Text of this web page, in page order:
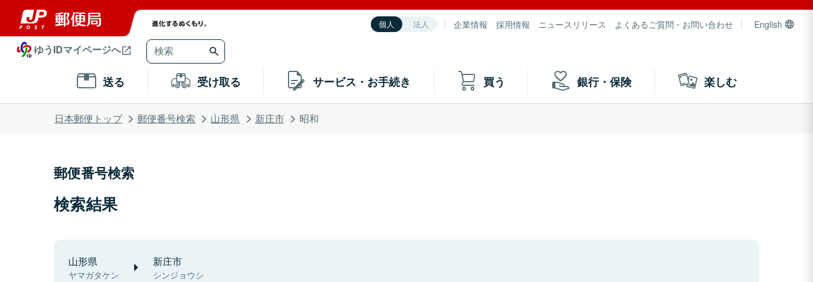
個人 法人 企業情報 採用情報 ニュースリリース よくあるご質問・お問い合わせ English
ゆうIDマイページへ
送る 受け取る サービス・お手続き 買う 銀行・保険 楽しむ
日本郵便トップ 郵便番号検索 山形県 新庄市 昭和
郵便番号検索
検索結果
山形県
ヤマガタケン
新庄市
シンジョウシ